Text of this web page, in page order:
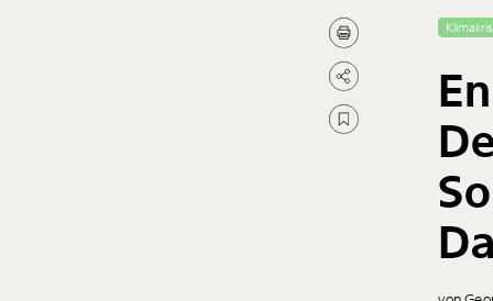
Treffer